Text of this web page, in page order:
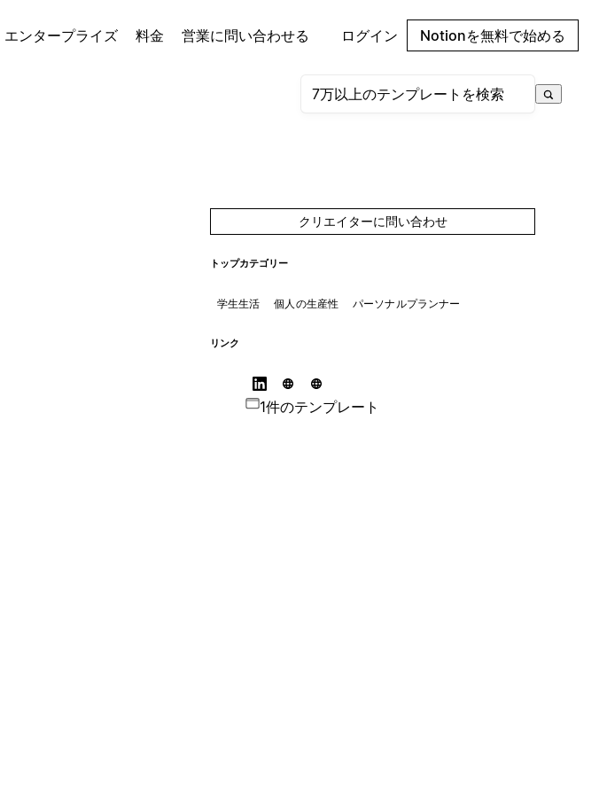
エンタープライズ 料金 営業に問い合わせる ログイン Notionを無料で始める
クリエイターに問い合わせ
トップカテゴリー
学生生活 個人の生産性 パーソナルプランナー
リンク
1件のテンプレート